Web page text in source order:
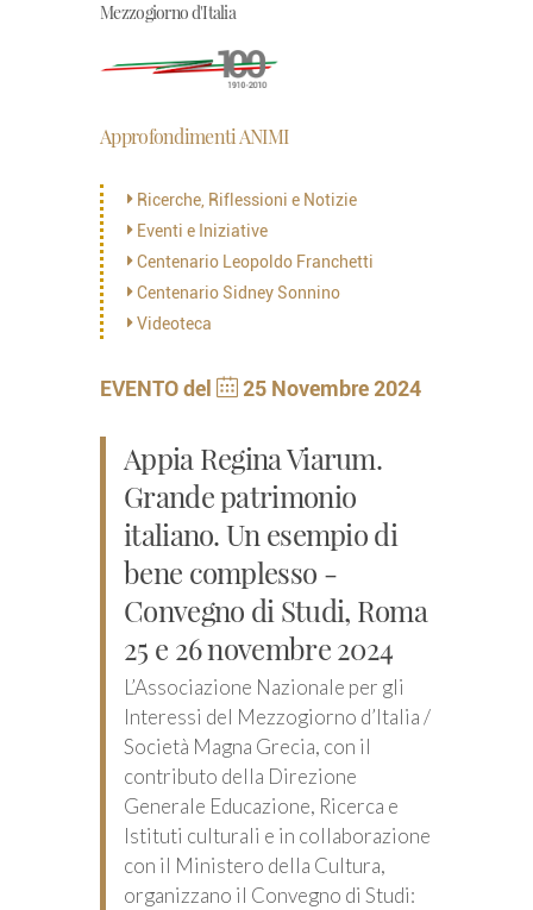
Mezzogiorno d'Italia
Approfondimenti ANIMI
Ricerche, Riflessioni e Notizie
Eventi e Iniziative
Centenario Leopoldo Franchetti
Centenario Sidney Sonnino
Videoteca
EVENTO del 25 Novembre 2024
Appia Regina Viarum.
Grande patrimonio
italiano. Un esempio di
bene complesso -
Convegno di Studi, Roma
25 e 26 novembre 2024
L’Associazione Nazionale per gli
Interessi del Mezzogiorno d’Italia /
Società Magna Grecia, con il
contributo della Direzione
Generale Educazione, Ricerca e
Istituti culturali e in collaborazione
con il Ministero della Cultura,
organizzano il Convegno di Studi: